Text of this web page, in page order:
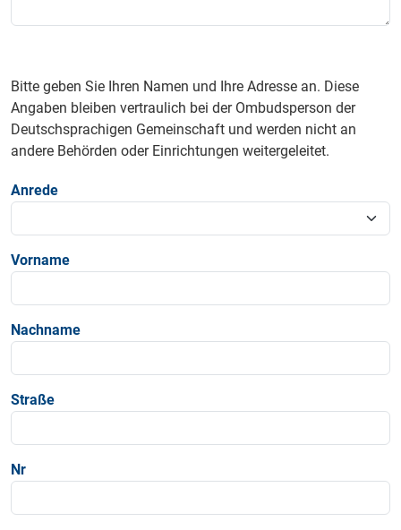
Bitte geben Sie Ihren Namen und Ihre Adresse an. Diese
Angaben bleiben vertraulich bei der Ombudsperson der
Deutschsprachigen Gemeinschaft und werden nicht an
andere Behörden oder Einrichtungen weitergeleitet.
Anrede
Vorname
Nachname
Straße
Nr